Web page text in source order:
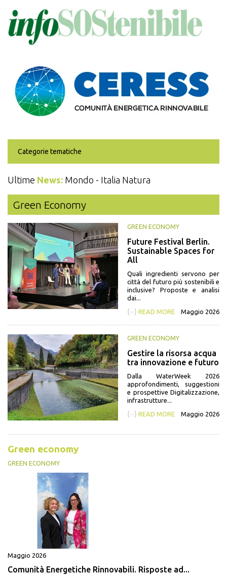
contenuto
principale
Categorie tematiche
Ultime News: Mondo - Italia Natura
Green Economy
GREEN ECONOMY
Future Festival Berlin.
Sustainable Spaces for
All
Quali ingredienti servono per
città del futuro più sostenibili e
inclusive? Proposte e analisi
dai...
{···} READ MORE Maggio 2026
GREEN ECONOMY
Gestire la risorsa acqua
tra innovazione e futuro
Dalla WaterWeek 2026
approfondimenti, suggestioni
e prospettive Digitalizzazione,
infrastrutture...
{···} READ MORE Maggio 2026
Green economy
GREEN ECONOMY
Maggio 2026
Comunità Energetiche Rinnovabili. Risposte ad...